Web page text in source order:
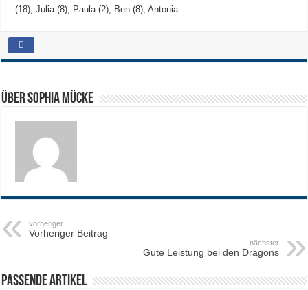
(18), Julia (8), Paula (2), Ben (8), Antonia
Über Sophia Mücke
vorheriger
Vorheriger Beitrag
nächster
Gute Leistung bei den Dragons
Passende Artikel